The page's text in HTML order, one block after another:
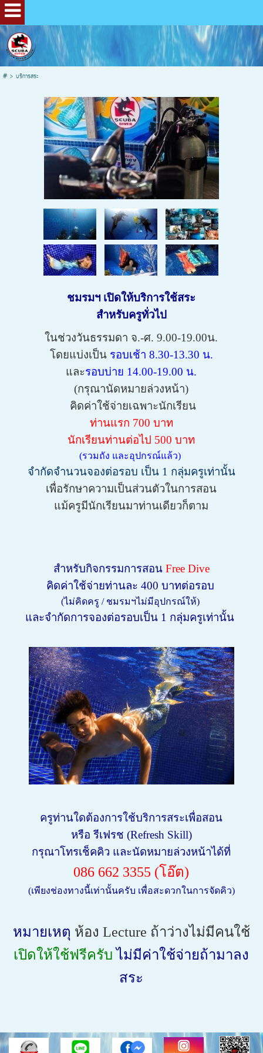
#> บริการสระ
ชมรมฯ เปิดให้บริการใช้สระ
สำหรับครูทั่วไป
ในช่วงวันธรรมดา จ.-ศ. 9.00-19.00น.
โดยแบ่งเป็น รอบเช้า 8.30-13.30 น.
และรอบบ่าย 14.00-19.00 น.
(กรุณานัดหมายล่วงหน้า)
คิดค่าใช้จ่ายเฉพาะนักเรียน
ท่านแรก 700 บาท
นักเรียนท่านต่อไป 500 บาท
(รวมถัง และอุปกรณ์แล้ว)
จำกัดจำนวนจองต่อรอบ เป็น 1 กลุ่มครูเท่านั้น
เพื่อรักษาความเป็นส่วนตัวในการสอน
แม้ครูมีนักเรียนมาท่านเดียวก็ตาม
สำหรับกิจกรรมการสอน Free Dive
คิดค่าใช้จ่ายท่านละ 400 บาทต่อรอบ
(ไม่คิดครู / ชมรมฯไม่มีอุปกรณ์ให้)
และจำกัดการจองต่อรอบเป็น 1 กลุ่มครูเท่านั้น
ครูท่านใดต้องการใช้บริการสระเพื่อสอน
หรือ รีเฟรช (Refresh Skill)
กรุณาโทรเช็คคิว และนัดหมายล่วงหน้าได้ที่
086 662 3355 (โอ๊ต)
(เพียงช่องทางนี้เท่านั้นครับ เพื่อสะดวกในการจัดคิว)
หมายเหตุ ห้อง Lecture ถ้าว่างไม่มีคนใช้
เปิดให้ใช้ฟรีครับ ไม่มีค่าใช้จ่ายถ้ามาลง
สระ